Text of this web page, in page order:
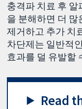
충격파 치료 후 알
을 분해하면 더 많
제거하고 추가 치
차단제는 일반적
효과를 덜 유발할
Read